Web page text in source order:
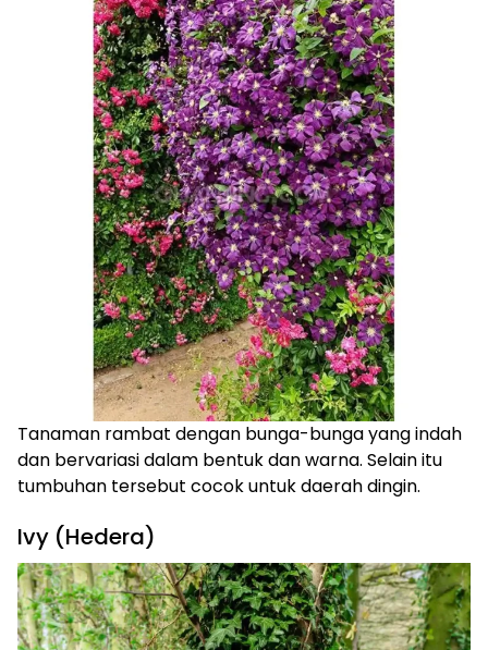
Tanaman rambat dengan bunga-bunga yang indah
dan bervariasi dalam bentuk dan warna. Selain itu
tumbuhan tersebut cocok untuk daerah dingin.
Ivy (Hedera)